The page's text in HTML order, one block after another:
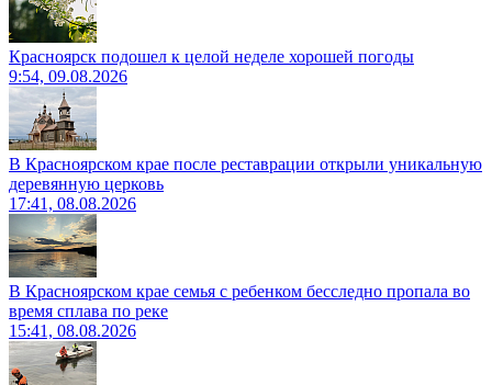
Красноярск подошел к целой неделе хорошей погоды
9:54, 09.08.2026
В Красноярском крае после реставрации открыли уникальную
деревянную церковь
17:41, 08.08.2026
В Красноярском крае семья с ребенком бесследно пропала во
время сплава по реке
15:41, 08.08.2026